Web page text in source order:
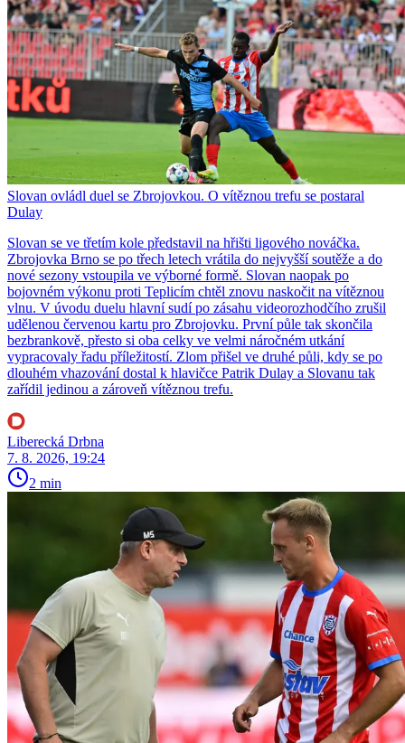
Slovan ovládl duel se Zbrojovkou. O vítěznou trefu se postaral
Dulay
Slovan se ve třetím kole představil na hřišti ligového nováčka.
Zbrojovka Brno se po třech letech vrátila do nejvyšší soutěže a do
nové sezony vstoupila ve výborné formě. Slovan naopak po
bojovném výkonu proti Teplicím chtěl znovu naskočit na vítěznou
vlnu. V úvodu duelu hlavní sudí po zásahu videorozhodčího zrušil
udělenou červenou kartu pro Zbrojovku. První půle tak skončila
bezbrankově, přesto si oba celky ve velmi náročném utkání
vypracovaly řadu příležitostí. Zlom přišel ve druhé půli, kdy se po
dlouhém vhazování dostal k hlavičce Patrik Dulay a Slovanu tak
zařídil jedinou a zároveň vítěznou trefu.
Liberecká Drbna
7. 8. 2026, 19:24
2 min